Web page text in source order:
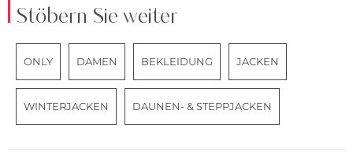
Stöbern Sie weiter
ONLY DAMEN BEKLEIDUNG JACKEN
WINTERJACKEN DAUNEN- & STEPPJACKEN